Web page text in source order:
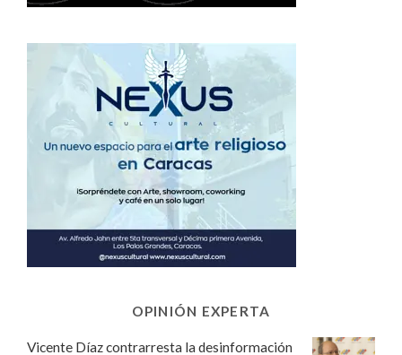
OPINIÓN EXPERTA
Vicente Díaz contrarresta la desinformación